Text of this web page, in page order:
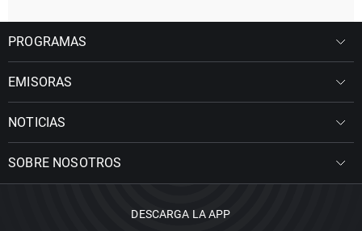
PROGRAMAS
EMISORAS
NOTICIAS
SOBRE NOSOTROS
DESCARGA LA APP